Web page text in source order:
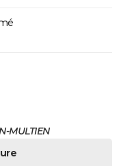
MULTIEN